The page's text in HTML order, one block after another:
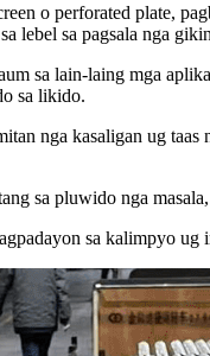
o perforated plate,
lebel sa pagsala nga
sa lain-laing mga
sa likido.
nga kasaligan ug
sa pluwido nga
sa kalimpyo